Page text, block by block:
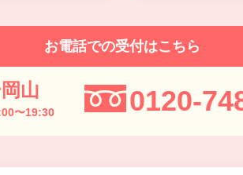
お電話での受付はこちら
山
〜19:30 0120-